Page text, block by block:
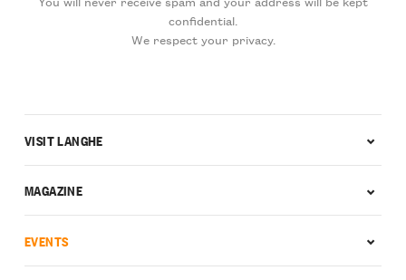
confidential.
We respect your privacy.
VISIT LANGHE
MAGAZINE
EVENTS